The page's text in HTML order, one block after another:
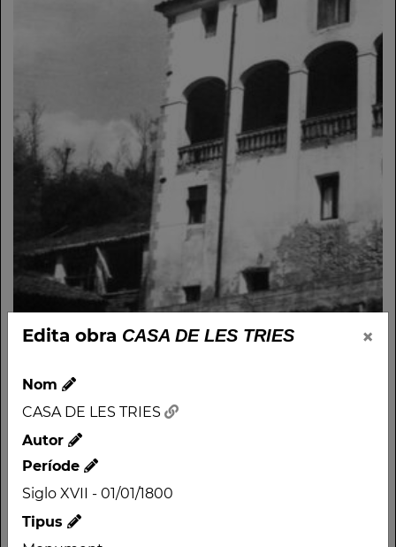
Edita obra CASA DE LES TRIES ×
Nom
CASA DE LES TRIES
Autor
Període
Siglo XVII - 01/01/1800
Tipus
Nom
CASA DE LES TRIES
Autor
Període
Siglo XVII - 01/01/1800
Tipus